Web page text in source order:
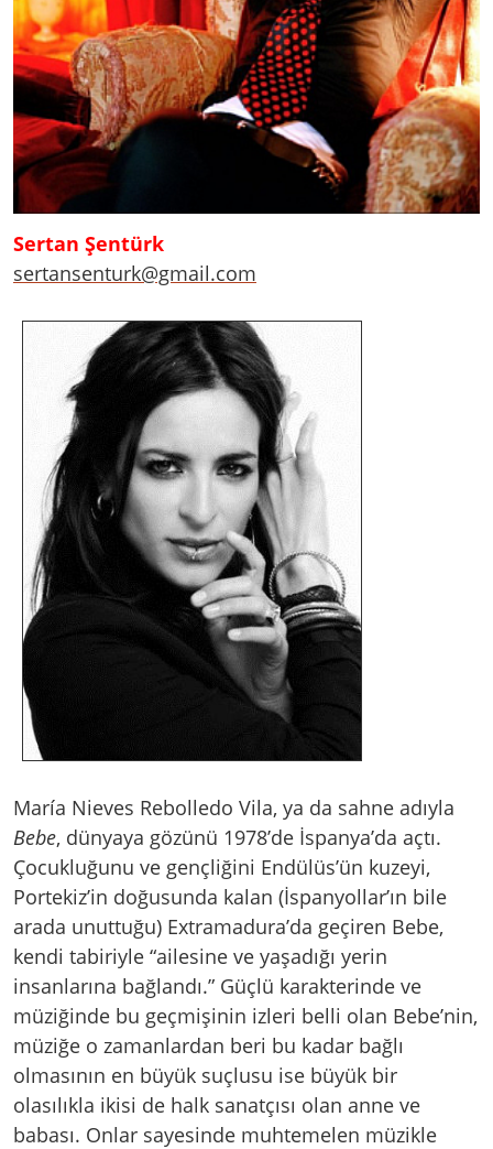
Sertan Şentürk
sertansenturk@gmail.com
María Nieves Rebolledo Vila, ya da sahne adıyla
Bebe, dünyaya gözünü 1978’de İspanya’da açtı.
Çocukluğunu ve gençliğini Endülüs’ün kuzeyi,
Portekiz’in doğusunda kalan (İspanyollar’ın bile
arada unuttuğu) Extramadura’da geçiren Bebe,
kendi tabiriyle “ailesine ve yaşadığı yerin
insanlarına bağlandı.” Güçlü karakterinde ve
müziğinde bu geçmişinin izleri belli olan Bebe’nin,
müziğe o zamanlardan beri bu kadar bağlı
olmasının en büyük suçlusu ise büyük bir
olasılıkla ikisi de halk sanatçısı olan anne ve
babası. Onlar sayesinde muhtemelen müzikle